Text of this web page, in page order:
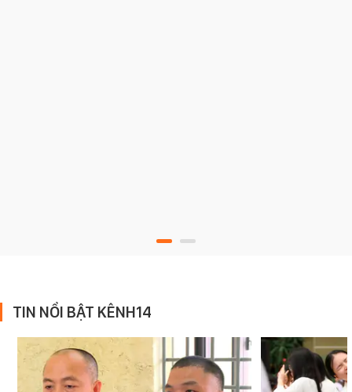
TIN NỔI BẬT KÊNH14